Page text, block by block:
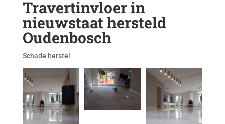
Travertinvloer in
nieuwstaat hersteld
Oudenbosch
Schade herstel